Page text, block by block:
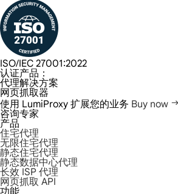
ISO/IEC 27001:2022
认证产品：
代理解决方案
网页抓取器
使用 LumiProxy 扩展您的业务 Buy now
咨询专家
产品
住宅代理
无限住宅代理
静态住宅代理
静态数据中心代理
长效 ISP 代理
网页抓取 API
功能